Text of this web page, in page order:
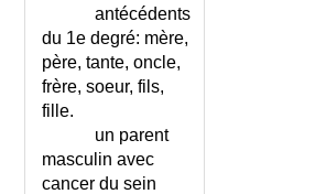
DES
DURABLES
OCULAIRE
MILLIGRAMMES
antécédents
du 1e degré: mère,
père, tante, oncle,
frère, soeur, fils,
fille.
un parent
masculin avec
cancer du sein